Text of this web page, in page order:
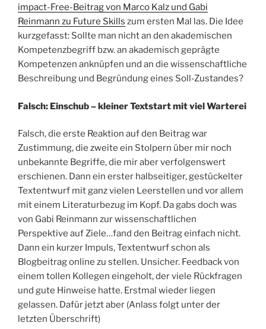
impact-Free-Beitrag von Marco Kalz und Gabi
Reinmann zu Future Skills zum ersten Mal las. Die Idee
kurzgefasst: Sollte man nicht an den akademischen
Kompetenzbegriff bzw. an akademisch geprägte
Kompetenzen anknüpfen und an die wissenschaftliche
Beschreibung und Begründung eines Soll-Zustandes?
Falsch: Einschub – kleiner Textstart mit viel Warterei
Falsch, die erste Reaktion auf den Beitrag war
Zustimmung, die zweite ein Stolpern über mir noch
unbekannte Begriffe, die mir aber verfolgenswert
erschienen. Dann ein erster halbseitiger, gestückelter
Textentwurf mit ganz vielen Leerstellen und vor allem
mit einem Literaturbezug im Kopf. Da gabs doch was
von Gabi Reinmann zur wissenschaftlichen
Perspektive auf Ziele…fand den Beitrag einfach nicht.
Dann ein kurzer Impuls, Textentwurf schon als
Blogbeitrag online zu stellen. Unsicher. Feedback von
einem tollen Kollegen eingeholt, der viele Rückfragen
und gute Hinweise hatte. Erstmal wieder liegen
gelassen. Dafür jetzt aber (Anlass folgt unter der
letzten Überschrift)